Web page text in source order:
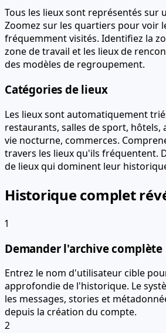
Tous les lieux sont représentés sur
Zoomez sur les quartiers pour voir
fréquemment visités. Identifiez la
zone de travail et les lieux de
des modèles de regroupement.
Catégories de lieux
Les lieux sont automatiquement
restaurants, salles de sport, hôtels,
vie nocturne, commerces.
travers les lieux qu'ils fréquentent.
de lieux qui dominent leur
Historique complet
1
Demander l'archive complète
Entrez le nom d'utilisateur cible
approfondie de l'historique. Le
les messages, stories et
depuis la création du compte.
2